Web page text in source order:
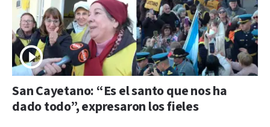
San Cayetano: “Es el santo que nos ha
dado todo”, expresaron los fieles